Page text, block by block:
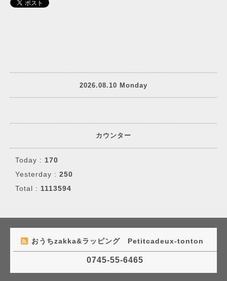
2026.08.10 Monday
カウンター
Today : 170
Yesterday : 250
Total : 1113594
おうちzakka&ラッピング Petitcadeux-tonton
0745-55-6465